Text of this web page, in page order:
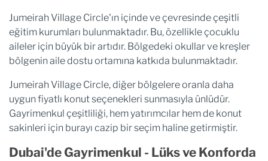
Jumeirah Village Circle'ın içinde ve çevresinde çeşitli
eğitim kurumları bulunmaktadır. Bu, özellikle çocuklu
aileler için büyük bir artıdır. Bölgedeki okullar ve kreşler
bölgenin aile dostu ortamına katkıda bulunmaktadır.
Jumeirah Village Circle, diğer bölgelere oranla daha
uygun fiyatlı konut seçenekleri sunmasıyla ünlüdür.
Gayrimenkul çeşitliliği, hem yatırımcılar hem de konut
sakinleri için burayı cazip bir seçim haline getirmiştir.
Dubai'de Gayrimenkul - Lüks ve Konforda